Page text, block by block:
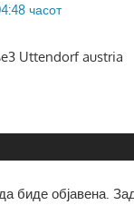
часот
Uttendorf austria
биде објавена.